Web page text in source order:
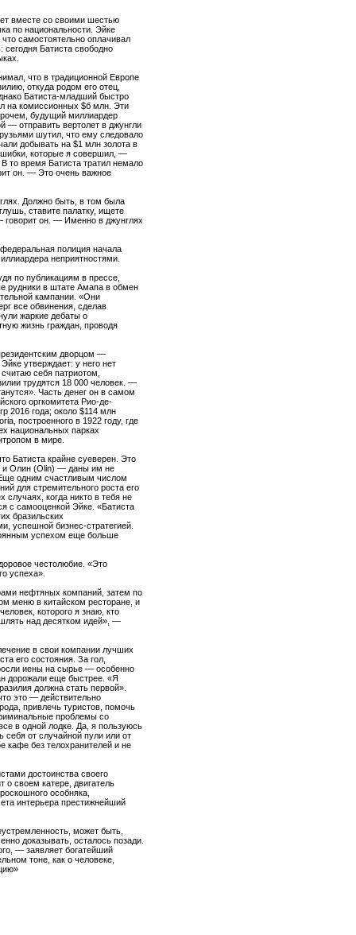
вместе со своими шестью
по национальности. Эйке
самостоятельно оплачивал
Батиста свободно
что в традиционной Европе
откуда родом его отец,
Батиста-младший быстро
на комиссионных $б млн. Эти
будущий миллиардер
— отправить вертолет в джунгли
шутил, что ему следовало
добывать на $1 млн золота в
которые я совершил, —
то время Батиста тратил немало
он. — Это очень важное
Должно быть, в том была
ставите палатку, ищете
говорит он. — Именно в джунглях
полиция начала
неприятностями.
по публикациям в прессе,
рудники в штате Амапа в обмен
кампании. «Они
все обвинения, сделав
жаркие дебаты о
жизнь граждан, проводя
дворцом —
утверждает: у него нет
себя патриотом,
трудятся 18 000 человек. —
Часть денег он в самом
оргкомитета Рио-де-
2016 года; около $114 млн
построенного в 1922 году, где
национальных парках
в мире.
Батиста крайне суеверен. Это
и Олин (Olin) — даны им не
одним счастливым числом
для стремительного роста его
когда никто в тебя не
с самооценкой Эйке. «Батиста
бразильских
успешной бизнес-стратегией.
успехом еще больше
честолюбие. «Это
успеха».
нефтяных компаний, затем по
меню в китайском ресторане, и
которого я знаю, кто
над десятком идей», —
в свои компании лучших
его состояния. За гол,
иены на сырье — особенно
дорожали еще быстрее. «Я
должна стать первой».
это — действительно
привлечь туристов, помочь
проблемы со
в одной лодке. Да, я пользуюсь
себя от случайной пули или от
кафе без телохранителей и не
достоинства своего
о своем катере, двигатель
особняка,
интерьера престижнейший
может быть,
доказывать, осталось позади.
— заявляет богатейший
тоне, как о человеке,